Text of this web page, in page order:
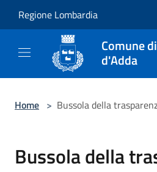
Regione Lombardia
Comune
d'Adda
Home > Bussola della
Bussola della